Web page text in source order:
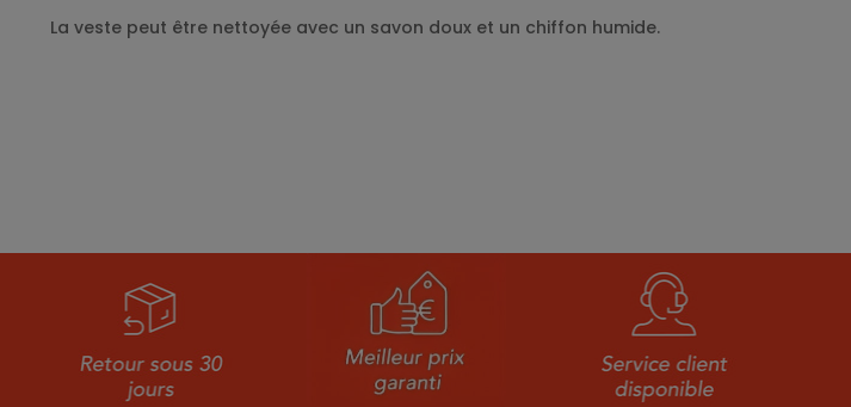
La veste peut être nettoyée avec un savon doux et un chiffon humide.